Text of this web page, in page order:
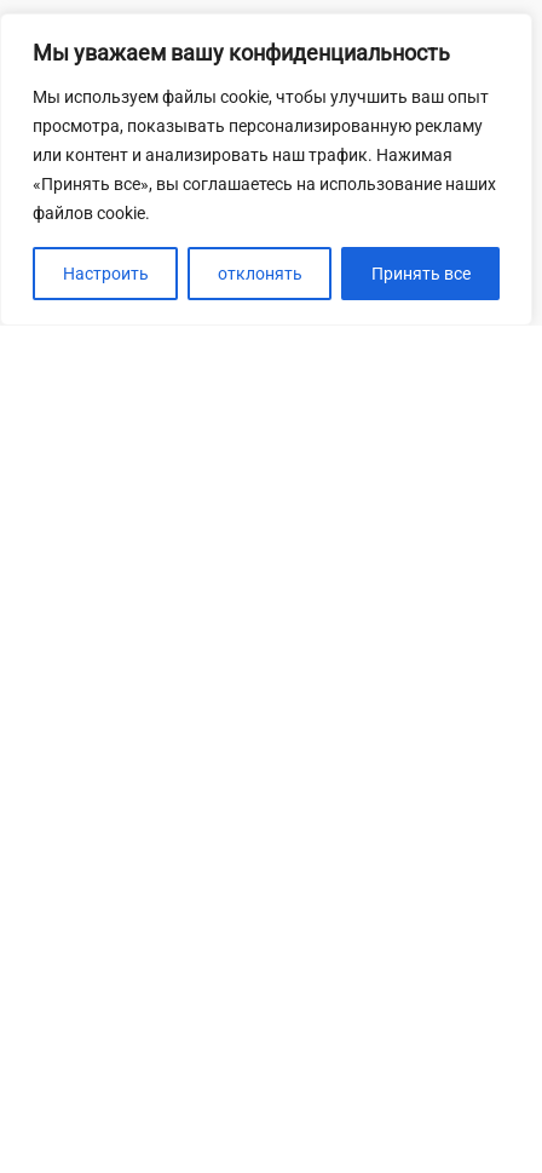
Мы уважаем вашу конфиденциальность
Мы используем файлы cookie, чтобы улучшить ваш опыт
просмотра, показывать персонализированную рекламу
или контент и анализировать наш трафик. Нажимая
«Принять все», вы соглашаетесь на использование наших
файлов cookie.
Настроить отклонять Принять все